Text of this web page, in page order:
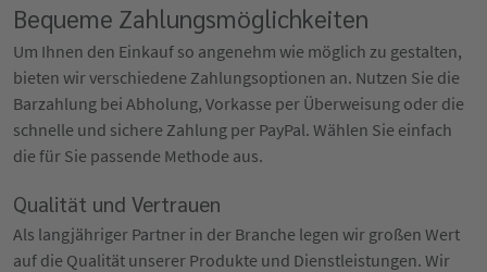
Bequeme Zahlungsmöglichkeiten
Um Ihnen den Einkauf so angenehm wie möglich zu gestalten,
bieten wir verschiedene Zahlungsoptionen an. Nutzen Sie die
Barzahlung bei Abholung, Vorkasse per Überweisung oder die
schnelle und sichere Zahlung per PayPal. Wählen Sie einfach
die für Sie passende Methode aus.
Qualität und Vertrauen
Als langjähriger Partner in der Branche legen wir großen Wert
auf die Qualität unserer Produkte und Dienstleistungen. Wir